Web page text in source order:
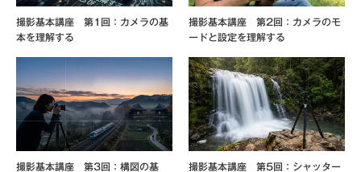
撮影基本講座 第1回：カメラの基
本を理解する
撮影基本講座 第2回：カメラのモ
ードと設定を理解する
撮影基本講座 第3回：構図の基
撮影基本講座 第5回：シャッター